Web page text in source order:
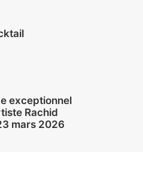
exceptionnel
Rachid
mars 2026